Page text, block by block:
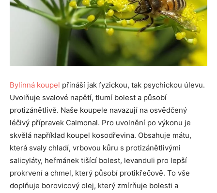
Bylinná koupel přináší jak fyzickou, tak psychickou úlevu.
Uvolňuje svalové napětí, tlumí bolest a působí
protizánětlivě. Naše koupele navazují na osvědčený
léčivý přípravek Calmonal. Pro uvolnění po výkonu je
skvělá například koupel kosodřevina. Obsahuje mátu,
která svaly chladí, vrbovou kůru s protizánětlivými
salicyláty, heřmánek tišící bolest, levanduli pro lepší
prokrvení a chmel, který působí protikřečově. To vše
doplňuje borovicový olej, který zmírňuje bolesti a